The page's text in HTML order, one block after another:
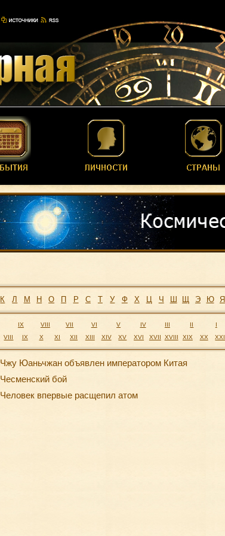
К Л М Н О П Р С Т У Ф Х Ц Ч Ш Щ Э Ю Я
IX VIII VII VI V IV III II
I
VIII IX X XI XII XIII XIV XV XVI XVII XVIII XIX XX XXI
Чжу Юаньчжан объявлен императором Китая
Чесменский бой
Человек впервые расщепил атом